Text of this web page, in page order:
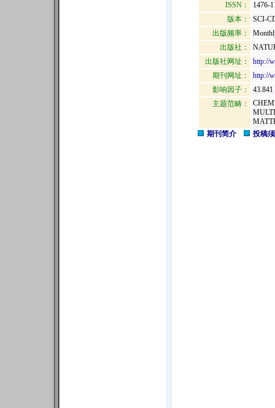
ISSN：
1476-
版本：
SCI-
出版频率：
出版社：
出版社网址：
http://
期刊网址：
http://
影响因子：
43.841
主题范畴：
期刊简介
投稿